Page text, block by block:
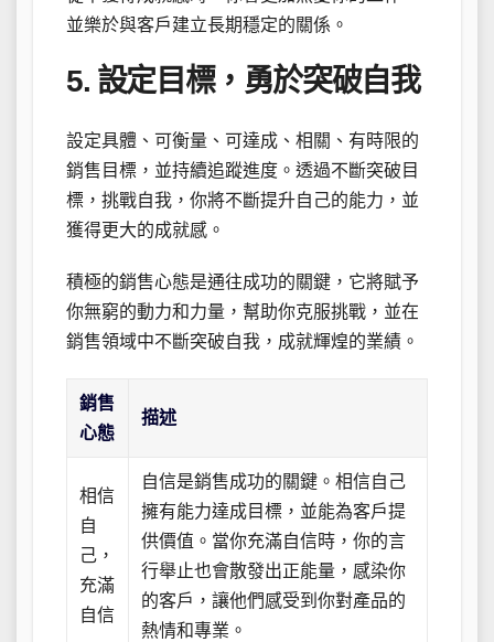
並樂於與客戶建立長期穩定的關係。
5. 設定目標，勇於突破自我
設定具體、可衡量、可達成、相關、有時限的
銷售目標，並持續追蹤進度。透過不斷突破目
標，挑戰自我，你將不斷提升自己的能力，並
獲得更大的成就感。
積極的銷售心態是通往成功的關鍵，它將賦予
你無窮的動力和力量，幫助你克服挑戰，並在
銷售領域中不斷突破自我，成就輝煌的業績。
銷售
心態
描述
相信
自
己，
充滿
自信
自信是銷售成功的關鍵。相信自己
擁有能力達成目標，並能為客戶提
供價值。當你充滿自信時，你的言
行舉止也會散發出正能量，感染你
的客戶，讓他們感受到你對產品的
熱情和專業。